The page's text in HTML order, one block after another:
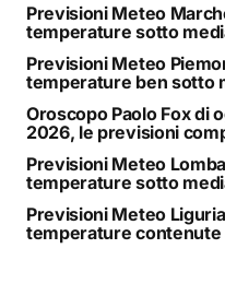
Previsioni Meteo
temperature sotto
Previsioni Meteo
temperature ben sotto
Oroscopo Paolo Fox di
2026, le previsioni
Previsioni Meteo
temperature sotto
Previsioni Meteo
temperature contenute